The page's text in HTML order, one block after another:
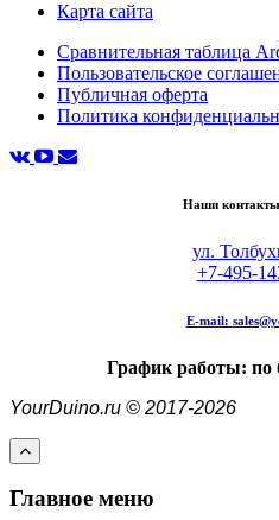
Карта сайта
Сравнительная таблица
Пользовательское
Публичная оферта
Политика
Наши
ул.
+7-495-
E-mail:
График работы: по
YourDuino.ru © 2017-2026
Главное меню